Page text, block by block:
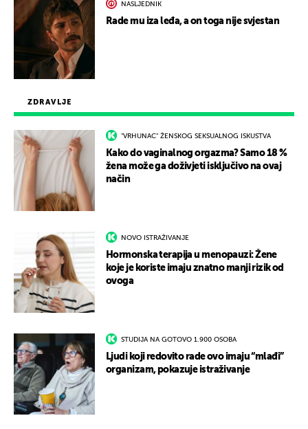
ZDRAVLJE
"VRHUNAC" ŽENSKOG SEKSUALNOG ISKUSTVA
Kako do vaginalnog orgazma? Samo 18 %
žena može ga doživjeti isključivo na ovaj
način
NOVO ISTRAŽIVANJE
Hormonska terapija u menopauzi: Žene
koje je koriste imaju znatno manji rizik od
ovoga
STUDIJA NA GOTOVO 1.900 OSOBA
Ljudi koji redovito rade ovo imaju “mlađi”
organizam, pokazuje istraživanje
NASLJEDNIK
Rade mu iza leđa, a on toga nije svjestan